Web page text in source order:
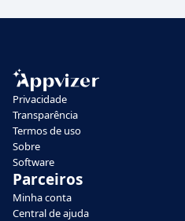
Privacidade
Transparência
Termos de uso
Sobre
Software
Parceiros
Minha conta
Central de ajuda